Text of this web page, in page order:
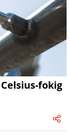
fokig